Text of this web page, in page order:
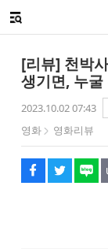
메뉴 열기
[리뷰] 천박
생기면, 누
2023.10.02 07:43
영화
영화리뷰
페이스북
트위터
네이버
URL복사
글씨 작게보기
글씨 크게보기
해시태그